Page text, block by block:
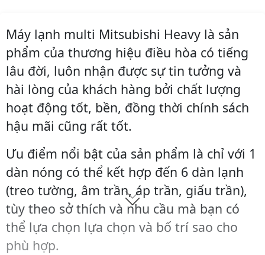
Máy lạnh multi Mitsubishi Heavy là sản
phẩm của thương hiệu điều hòa có tiếng
lâu đời, luôn nhận được sự tin tưởng và
hài lòng của khách hàng bởi chất lượng
hoạt động tốt, bền, đồng thời chính sách
hậu mãi cũng rất tốt.
Ưu điểm nổi bật của sản phẩm là chỉ với 1
dàn nóng có thể kết hợp đến 6 dàn lạnh
(treo tường, âm trần, áp trần, giấu trần),
tùy theo sở thích và nhu cầu mà bạn có
thể lựa chọn lựa chọn và bố trí sao cho
phù hợp.